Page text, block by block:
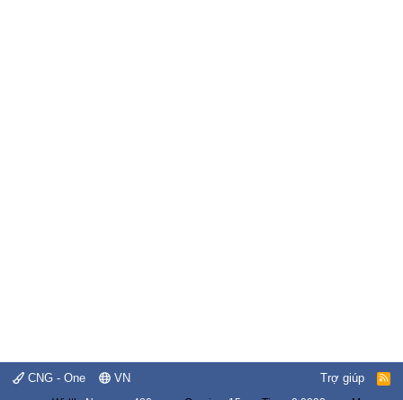
CNG - One VN Trợ giúp
R